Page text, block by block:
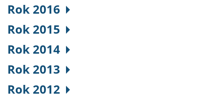
Rok 2016
Rok 2015
Rok 2014
Rok 2013
Rok 2012